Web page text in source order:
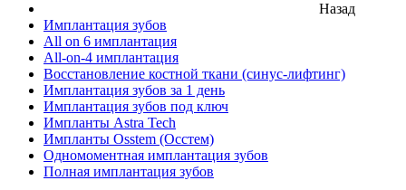
Назад
Имплантация зубов
All on 6 имплантация
All-on-4 имплантация
Восстановление костной ткани (синус-лифтинг)
Имплантация зубов за 1 день
Имплантация зубов под ключ
Импланты Astra Tech
Импланты Osstem (Осстем)
Одномоментная имплантация зубов
Полная имплантация зубов